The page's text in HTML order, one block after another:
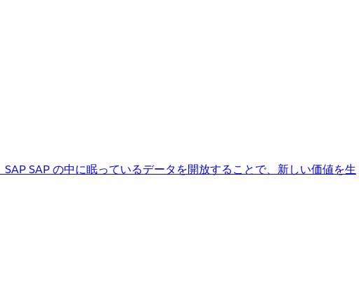
SAPSAP の中に眠っているデータを開放することで、新しい価値を生